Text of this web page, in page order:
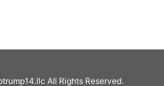
All Rights Reserved.